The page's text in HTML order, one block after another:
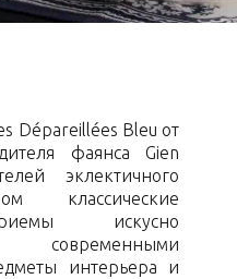
Dépareillées Bleu от
фаянса Gien
эклектичного
классические
искусно
интерьера и